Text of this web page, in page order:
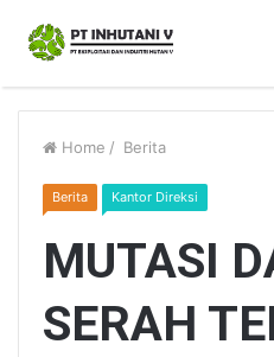
Home / Berita
Berita Kantor Direksi
MUTASI
SERAH